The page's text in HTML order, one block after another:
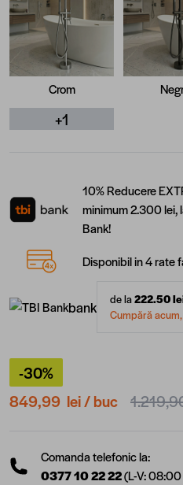
Crom
+1
10% Reducere
minimum 2.300 lei,
Bank!
Disponibil in 4 rate
bank de la222.50
Cumpără
-30%
849,99 lei/ buc
Comanda telefonic la:
0377 10 22 22(L-V: